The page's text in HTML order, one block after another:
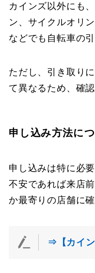
カインズ以外にも
ン、​サイクルオリ
などでも自転車の
ただし、​引き取り
て異なるため、​確
申し込み方法に
申し込みは特に必
不安であれば来店
か最寄りの店舗に
⇒【カイ